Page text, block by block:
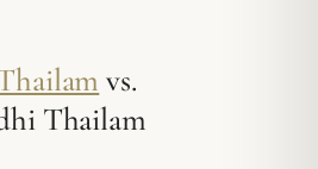
vs.
Thailam